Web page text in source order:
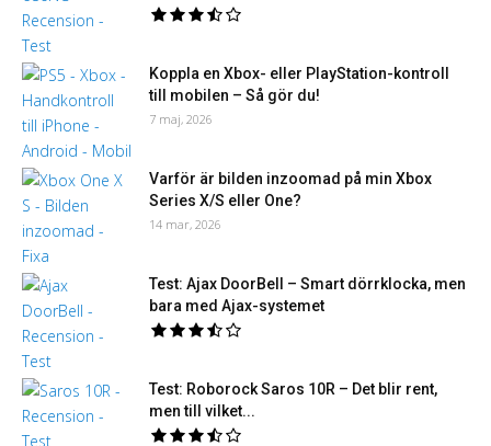
Koppla en Xbox- eller PlayStation-kontroll
till mobilen – Så gör du!
7 maj, 2026
Varför är bilden inzoomad på min Xbox
Series X/S eller One?
14 mar, 2026
Test: Ajax DoorBell – Smart dörrklocka, men
bara med Ajax-systemet
Test: Roborock Saros 10R – Det blir rent,
men till vilket...